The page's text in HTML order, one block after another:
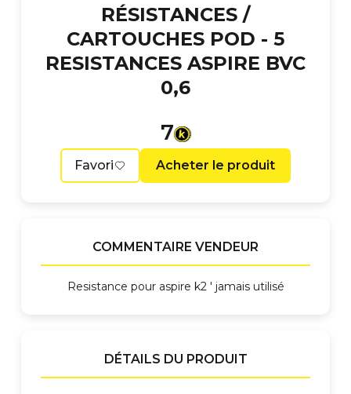
RÉSISTANCES /
CARTOUCHES POD - 5
RESISTANCES ASPIRE BVC
0,6
7
Favori Acheter le produit
COMMENTAIRE VENDEUR
Resistance pour aspire k2 ' jamais utilisé
DÉTAILS DU PRODUIT